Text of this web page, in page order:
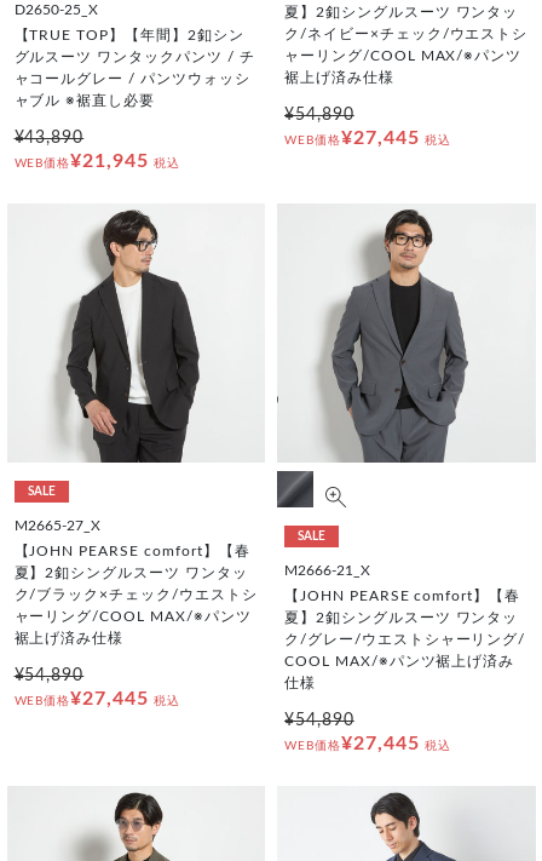
D2650-25_X
【TRUE TOP】【年間】2釦シン
グルスーツ ワンタックパンツ / チ
ャコールグレー / パンツウォッシ
ャブル ※裾直し必要
¥43,890
WEB価格¥21,945 税込
夏】2釦シングルスーツ ワンタッ
ク/ネイビー×チェック/ウエストシ
ャーリング/COOL MAX/※パンツ
裾上げ済み仕様
¥54,890
WEB価格¥27,445 税込
SALE
M2665-27_X
【JOHN PEARSE comfort】【春
夏】2釦シングルスーツ ワンタッ
ク/ブラック×チェック/ウエストシ
ャーリング/COOL MAX/※パンツ
裾上げ済み仕様
¥54,890
WEB価格¥27,445 税込
SALE
M2666-21_X
【JOHN PEARSE comfort】【春
夏】2釦シングルスーツ ワンタッ
ク/グレー/ウエストシャーリング/
COOL MAX/※パンツ裾上げ済み
仕様
¥54,890
WEB価格¥27,445 税込